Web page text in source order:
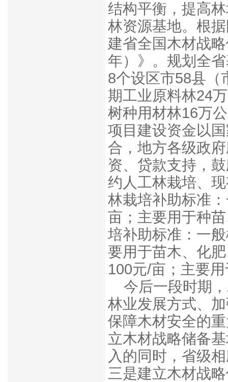
结构平衡，提高
林资源基地。根
建省全国木材战
年）》。规划全
8个设区市58县（
期工业原料林24
树种用材林16万
项目建设资金以
合，地方各级政
资、贷款支持，
约人工林栽培、
林栽培补助标准
亩；主要用于种
培补助标准：一
要用于苗木、化
100元/亩；主要
今后一段时期
林业发展方式、
保障木材安全的
立木材战略储备
入的同时，省级
三是建立木材战